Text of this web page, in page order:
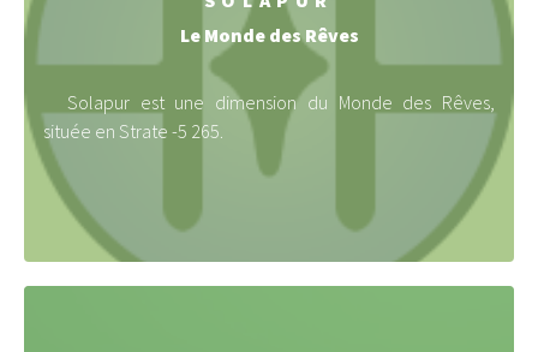
Le Monde des Rêves
Solapur est une dimension du Monde des Rêves,
située en Strate -5 265.